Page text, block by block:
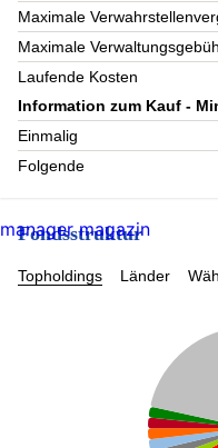
Maximale
Maximale
Laufende Kosten
Information zum Kauf -
Einmalig
Folgende
Fondsstruktur
Topholdings Länder
manager magazin